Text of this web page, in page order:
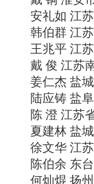
安礼如 江苏
韩伯群 江苏
王兆平 江苏
戴 俊 江苏南
姜仁杰 盐城
陆应铸 盐阜
陈 澄 江苏省
夏建林 盐城
徐文华 江苏
陈伯余 东台
何灿焜 扬州